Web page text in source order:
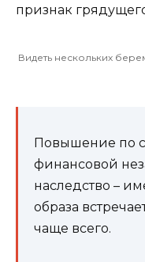
признак
Видеть нескольких
Повышение по
финансовой
наследство –
образа
чаще всего.